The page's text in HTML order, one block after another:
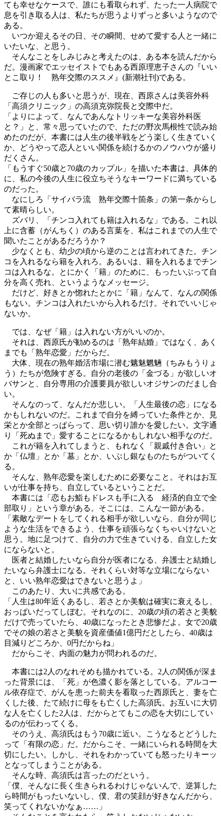
ても幸せなケースで、誰にも看取られず、たった一人病院で
息を引き取る人は、私たちが思うよりずっと多いようなので
ある。
いつか迎えるその日、その瞬間、せめて愛する人と一緒に
いたいな、と思う。
そんなことをしみじみと考えたのは、ある本を読んだから
だ。漫画家でエッセイストでもある西原理恵子さんの『いい
とこ取り！ 熟年交際のススメ』(新潮社刊)である。
ご存じの人も多いと思うが、現在、西原さんは美容外科
「高須クリニック」の高須克弥院長と交際中だ。
「よりによって、なんであんなトリッキーな美容外科医
と？」と、常々思っていたので、ただの野次馬根性で読み始
めたのだが、本書には人生の後半戦をどう楽しく生きていく
か、どうやって恋人といい関係を続けるかのノウハウが盛り
だくさん。
「もうすぐ50歳と70歳のカップル」を描いた本書は、具体的
に、私の今後の人生に役立ちそうなキーワードに満ちている
のだった。
なにしろ「サイバラ流 熟年交際十箇条」の第一条からし
て素晴らしい。
ズバリ、「チンコ入れても籍は入れるな」である。これ以
上に含蓄（がんちく）のある言葉を、私はこれまでの人生で
聞いたことがあるだろうか？
少なくとも、幼少の頃から逆のことは言われてきた。チン
コを入れるなら籍を入れろ。あるいは、籍を入れるまでチン
コは入れるな。とにかく「籍」のために、もったいぶって自
分を高く売れ、というようなメッセージ。
だけど、好きとか惚れたとかに「籍」なんて、なんの関係
もない。チンコは入れたいから入れるだけ。それでいいじゃ
ないか。
では、なぜ「籍」は入れない方がいいのか。
それは、西原氏が勧めるのは「熟年結婚」ではなく、あく
までも「熟年恋愛」だからだ。
大体、現在の熟年婚活市場に潜む魑魅魍魎（ちみもうりょ
う）たちが危険すぎる。自分の老後の「金づる」が欲しいオ
バサンと、自分専用の介護要員が欲しいオジサンのだまし合
い。
そんなのって、なんだか悲しい。「人生最後の恋」になる
かもしれないのだ。これまで自分を縛っていた条件とか、見
栄とか全部とっぱらって、思い切り誰かを愛したい。文字通
り「死ぬまで」愛することになるかもしれない相手なのだ。
これが籍を入れてしまうと、もれなく「親戚付き合い」と
か「仏壇」とか「墓」とか、いぶし銀なものたちがついてく
る。
そんな、熟年恋愛を楽しむために必要なこと。それはお互
いが仕事を持ち、自立しているということだ。
本書には「恋もお鮨もドレスも手に入る 経済的自立で全
部取り」という章がある。そこには、こんな一節がある。
「素敵なデートをしてくれる相手が欲しいなら、自分が同じ
ような生活をできるよう、仕事を頑張らなくちゃいけないと
思う。地に足つけて、自分の力で生きていける、自立した女
にならないと。
医者と結婚したいなら自分が医者になる、弁護士と結婚し
たいなら弁護士になる。それくらい対等な立場にならない
と、いい熟年恋愛はできないと思うよ」
このあたり、大いに共感である。
「人生は80年近くあるし、若さとか美貌は確実に衰えるし、
おっぱいだってしぼむ。それなのに、20歳の頃の若さと美貌
だけで売っていたら、40歳になったとき悲惨だよ。女で20歳
でその娘の若さと美貌を資産価値1億円だとしたら、40歳は
目減りどころか、0円だからね」
だからこそ、内面の魅力が問われるのだ。
本書には2人のなれそめも描かれている。2人の関係が深ま
った背景には、「死」が色濃く影を落としている。アルコー
ル依存症で、がんを患った前夫を看取った西原氏と、妻を亡
くした後、たて続けに母をも亡くした高須氏。お互いに大切
な人を亡くした2人は、だからとてもこの恋を大切にしてい
るのが伝わってくる。
そのうえ、高須氏はもう70歳に近い。こうなるとどうした
って「有限の恋」だ。だからこそ、一緒にいられる時間を大
切にしたい。しかし、それをわかっていても怒ったりキーッ
となってしまうことがある。
そんな時、高須氏は言ったのだという。
「僕、そんなに長く生きられるわけじゃないんで、逆算した
ら時間がもったいないし、僕、君の笑顔が好きなんだから、
笑ってくれないかなぁ……」